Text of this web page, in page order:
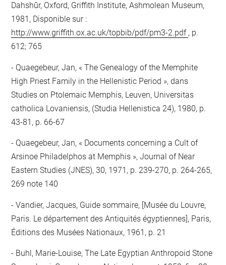
Dahshûr, Oxford, Griffith Institute, Ashmolean Museum,
1981, Disponible sur :
http://www.griffith.ox.ac.uk/topbib/pdf/pm3-2.pdf , p.
612; 765
Quaegebeur, Jan, « The Genealogy of the Memphite
High Priest Family in the Hellenistic Period », dans
Studies on Ptolemaic Memphis, Leuven, Universitas
catholica Lovaniensis, (Studia Hellenistica 24), 1980, p.
43-81, p. 66-67
Quaegebeur, Jan, « Documents concerning a Cult of
Arsinoe Philadelphos at Memphis », Journal of Near
Eastern Studies (JNES), 30, 1971, p. 239-270, p. 264-265,
269 note 140
Vandier, Jacques, Guide sommaire, [Musée du Louvre,
Paris. Le département des Antiquités égyptiennes], Paris,
Éditions des Musées Nationaux, 1961, p. 21
Buhl, Marie-Louise, The Late Egyptian Anthropoid Stone